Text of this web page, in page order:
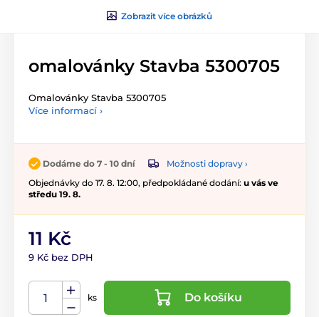
Zobrazit více obrázků
omalovánky Stavba 5300705
Omalovánky Stavba 5300705
Více informací ›
Dodáme do 7 - 10 dní
Možnosti dopravy ›
Objednávky do 17. 8. 12:00, předpokládané dodání: u vás ve
středu 19. 8.
11 Kč
9 Kč bez DPH
ks Do košíku